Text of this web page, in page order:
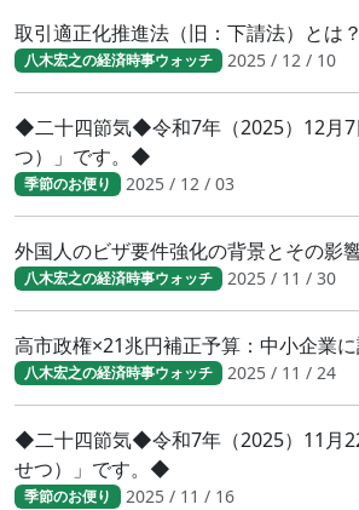
取引適正化推進法（旧：下請法）とは？
八木宏之の経済時事ウォッチ 2025 / 12 / 10
◆二十四節気◆令和7年（2025）12月7
つ）」です。◆
季節のお便り 2025 / 12 / 03
外国人のビザ要件強化の背景とその影
八木宏之の経済時事ウォッチ 2025 / 11 / 30
高市政権×21兆円補正予算：中小企業に
八木宏之の経済時事ウォッチ 2025 / 11 / 24
◆二十四節気◆令和7年（2025）11月
せつ）」です。◆
季節のお便り 2025 / 11 / 16